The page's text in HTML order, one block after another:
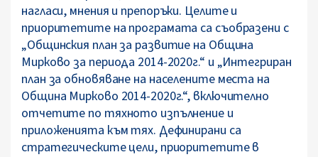
нагласи, мнения и препоръки. Целите и
приоритетите на програмата са съобразени с
„Общинския план за развитие на Община
Мирково за периода 2014-2020г.“ и „Интегриран
план за обновяване на населените места на
Община Мирково 2014-2020г.“, включително
отчетите по тяхното изпълнение и
приложенията към тях. Дефинирани са
стратегическите цели, приоритетите в